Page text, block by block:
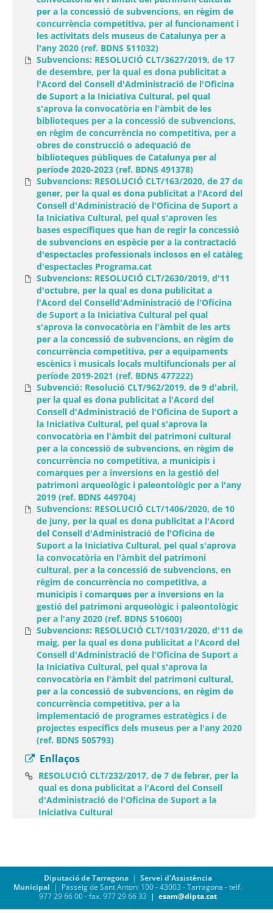
per a la concessió de subvencions, en règim de
concurrència competitiva, per al funcionament i
les activitats dels museus de Catalunya per a
l'any 2020 (ref. BDNS 511032)
Subvencions: RESOLUCIÓ CLT/3627/2019, de 17
de desembre, per la qual es dona publicitat a
l'Acord del Consell d'Administració de l'Oficina
de Suport a la Iniciativa Cultural, pel qual
s'aprova la convocatòria en l'àmbit de les
biblioteques per a la concessió de subvencions,
en règim de concurrència no competitiva, per a
obres de construcció o adequació de
biblioteques públiques de Catalunya per al
període 2020-2023 (ref. BDNS 491378)
Subvencions: RESOLUCIÓ CLT/163/2020, de 27 de
gener, per la qual es dona publicitat a l'Acord del
Consell d'Administració de l'Oficina de Suport a
la Iniciativa Cultural, pel qual s'aproven les
bases específiques que han de regir la concessió
de subvencions en espècie per a la contractació
d'espectacles professionals inclosos en el catàleg
d'espectacles Programa.cat
Subvencions: RESOLUCIÓ CLT/2630/2019, d'11
d'octubre, per la qual es dona publicitat a
l'Acord del Conselld'Administració de l'Oficina
de Suport a la Iniciativa Cultural pel qual
s'aprova la convocatòria en l'àmbit de les arts
per a la concessió de subvencions, en règim de
concurrència competitiva, per a equipaments
escènics i musicals locals multifuncionals per al
període 2019-2021 (ref. BDNS 477222)
Subvenció: Resolució CLT/962/2019, de 9 d'abril,
per la qual es dona publicitat a l'Acord del
Consell d'Administració de l'Oficina de Suport a
la Iniciativa Cultural, pel qual s'aprova la
convocatòria en l'àmbit del patrimoni cultural
per a la concessió de subvencions, en règim de
concurrència no competitiva, a municipis i
comarques per a inversions en la gestió del
patrimoni arqueològic i paleontològic per a l'any
2019 (ref. BDNS 449704)
Subvencions: RESOLUCIÓ CLT/1406/2020, de 10
de juny, per la qual es dona publicitat a l'Acord
del Consell d'Administració de l'Oficina de
Suport a la Iniciativa Cultural, pel qual s'aprova
la convocatòria en l'àmbit del patrimoni
cultural, per a la concessió de subvencions, en
règim de concurrència no competitiva, a
municipis i comarques per a inversions en la
gestió del patrimoni arqueològic i paleontològic
per a l'any 2020 (ref. BDNS 510600)
Subvencions: RESOLUCIÓ CLT/1031/2020, d'11 de
maig, per la qual es dona publicitat a l'Acord del
Consell d'Administració de l'Oficina de Suport a
la Iniciativa Cultural, pel qual s'aprova la
convocatòria en l'àmbit del patrimoni cultural,
per a la concessió de subvencions, en règim de
concurrència competitiva, per a la
implementació de programes estratègics i de
projectes específics dels museus per a l'any 2020
(ref. BDNS 505793)
Enllaços
RESOLUCIÓ CLT/232/2017, de 7 de febrer, per la
qual es dona publicitat a l'Acord del Consell
d'Administració de l'Oficina de Suport a la
Iniciativa Cultural(Obre una finestra nova)
Diputació de Tarragona| Servei d'Assistència
Municipal | Passeig de Sant Antoni 100 - 43003 - Tarragona - telf.
977 29 66 00 - fax. 977 29 66 33 | esam@dipta.cat